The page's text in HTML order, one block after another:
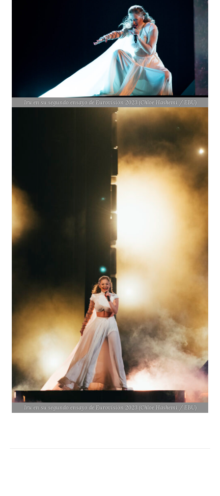
Iru en su segundo ensayo de Eurovisión 2023 (Chloe Hashemi / EBU)
Iru en su segundo ensayo de Eurovisión 2023 (Chloe Hashemi / EBU)